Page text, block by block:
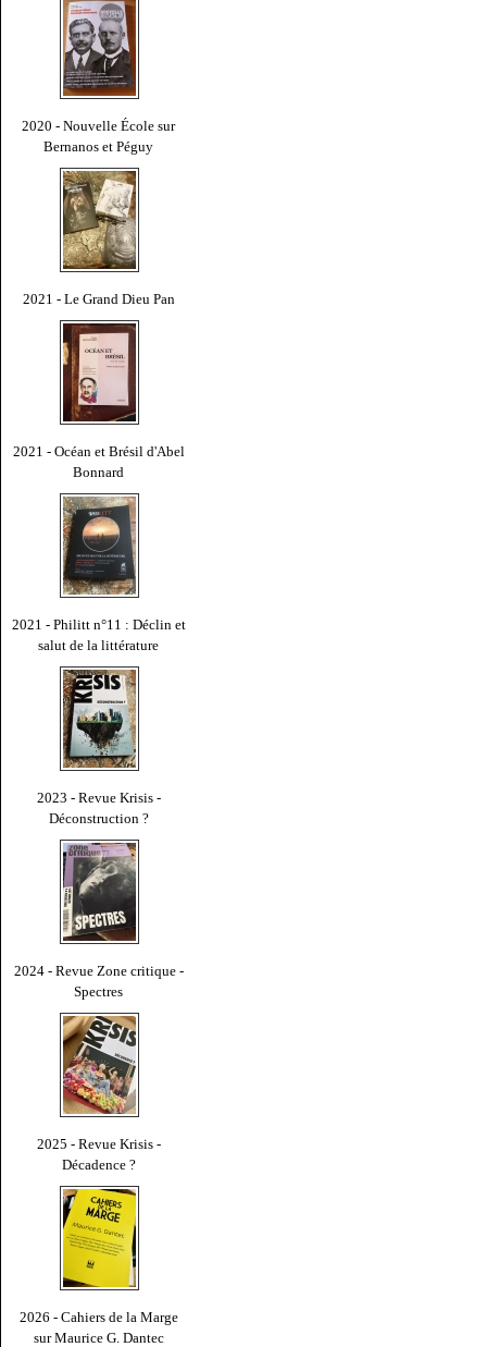
2020 - Nouvelle École sur
Bernanos et Péguy
2021 - Le Grand Dieu Pan
2021 - Océan et Brésil d'Abel
Bonnard
2021 - Philitt n°11 : Déclin et
salut de la littérature
2023 - Revue Krisis -
Déconstruction ?
2024 - Revue Zone critique -
Spectres
2025 - Revue Krisis -
Décadence ?
2026 - Cahiers de la Marge
sur Maurice G. Dantec